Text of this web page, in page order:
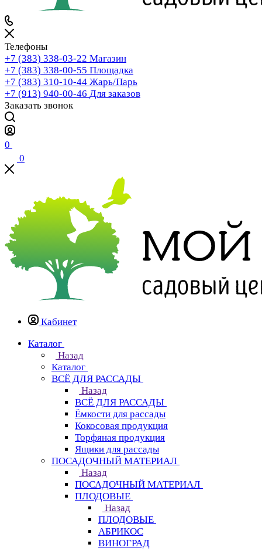
Телефоны
+7 (383) 338-03-22 Магазин
+7 (383) 338-00-55 Площадка
+7 (383) 310-10-44 Жарь/Парь
+7 (913) 940-00-46 Для заказов
Заказать звонок
0
0
Кабинет
Каталог
Назад
Каталог
ВСЁ ДЛЯ РАССАДЫ
Назад
ВСЁ ДЛЯ РАССАДЫ
Ёмкости для рассады
Кокосовая продукция
Торфяная продукция
Ящики для рассады
ПОСАДОЧНЫЙ МАТЕРИАЛ
Назад
ПОСАДОЧНЫЙ МАТЕРИАЛ
ПЛОДОВЫЕ
Назад
ПЛОДОВЫЕ
АБРИКОС
ВИНОГРАД